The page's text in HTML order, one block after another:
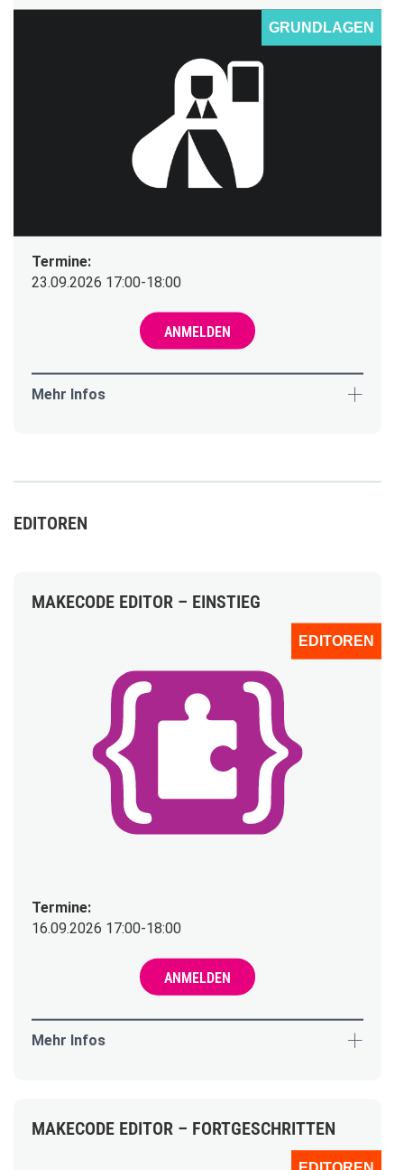
GRUNDLAGEN
Termine:
23.09.2026 17:00-18:00
ANMELDEN
Mehr Infos
EDITOREN
MAKECODE EDITOR – EINSTIEG
EDITOREN
Termine:
16.09.2026 17:00-18:00
ANMELDEN
Mehr Infos
MAKECODE EDITOR – FORTGESCHRITTEN